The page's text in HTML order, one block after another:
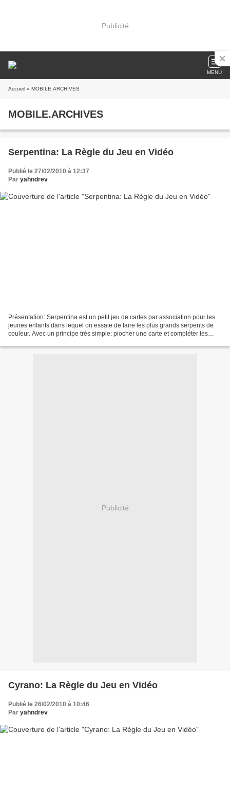
Publicité
MENU
Accueil » MOBILE.ARCHIVES
MOBILE.ARCHIVES
Serpentina: La Règle du Jeu en Vidéo
Publié le 27/02/2010 à 12:37
Par yahndrev
Présentation: Serpentina est un petit jeu de cartes par association pour les
jeunes enfants dans lequel on essaie de faire les plus grands serpents de
couleur. Avec un principe très simple: piocher une carte et compléter les
Publicité
Cyrano: La Règle du Jeu en Vidéo
Publié le 26/02/2010 à 10:46
Par yahndrev